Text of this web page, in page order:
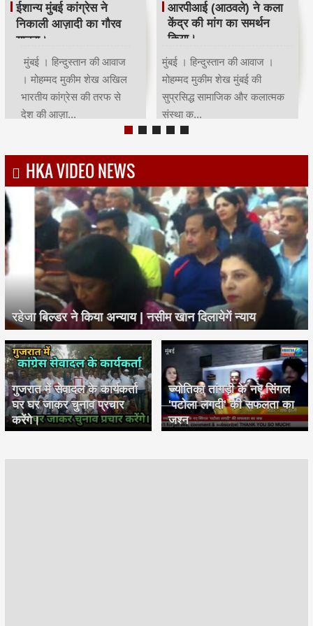
रमजान पर दिया एकता-
भाईचारे का संदेश:कांग्रेस ने
आयोजित किया रोजा इफ्तार
मुंबई | हिन्दुस्तान की आवाज |
मोहम्मद मुकीम शेखमुंबई कांग्रेस
अध्यक्ष भाई जगताप व कार्याध्यक्ष
चरणसि...
श्री सिद्धिविनायक मंदिर
ट्रस्ट ने सचिन तेंदुलकर का
सम्मान किया।
मुंबई । हिन्दुस्तान की आवाज ।
मोहम्मद मुकीम शेख भारतीय क्रिकेट
के भगवान कहे जाने वाले देश के
मह...
HKA VIDEO NEWS
रहेजा बिल्डर ने किया अन्याय | नसीम खान दिलायेगें न्याय
गुजरात में सेवादल के कार्यकर्ता
घर घर जाकर चुनाव प्रचार
करेंगे।
ज्योतिका तांगड़ी के नए सिंगल
'पटोला लगदी' की सफलता का
जश्न